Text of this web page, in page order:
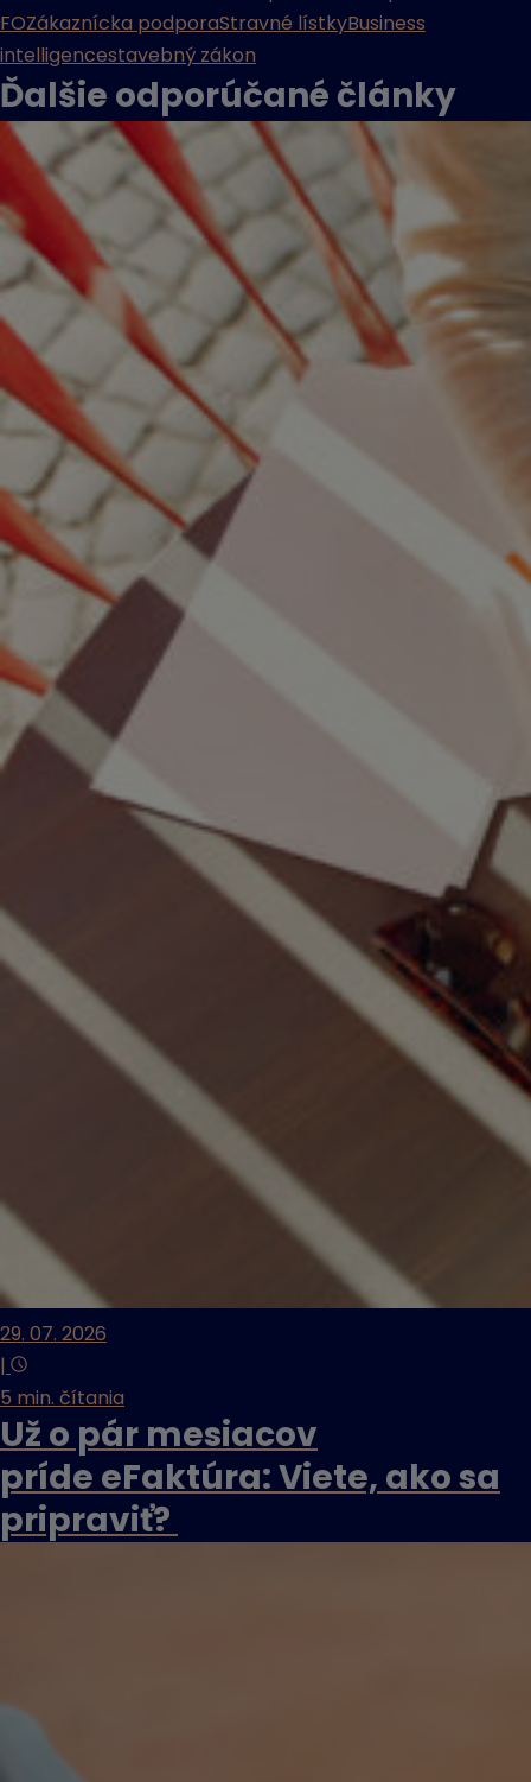
FOZákaznícka podporaStravné lístkyBusiness
intelligencestavebný zákon
Ďalšie odporúčané články
29. 07. 2026
|
5 min. čítania
Už o pár mesiacov
príde eFaktúra: Viete, ako sa
pripraviť?